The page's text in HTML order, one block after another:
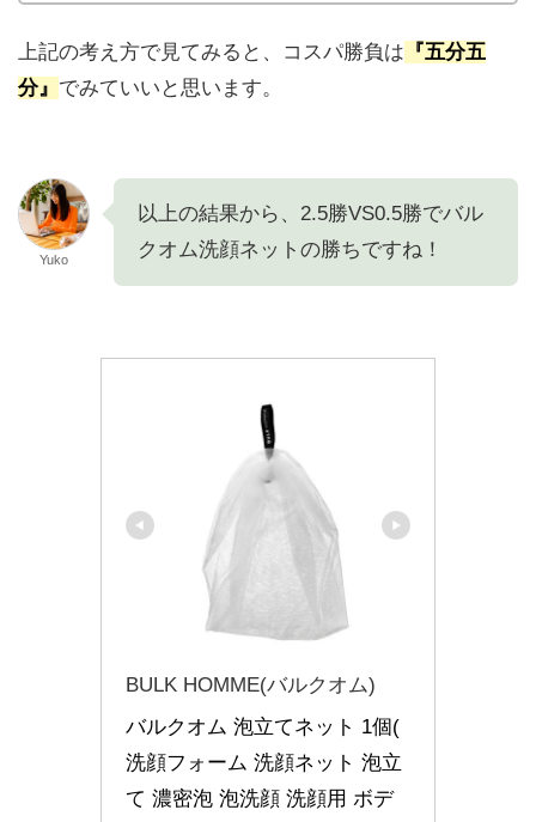
上記の考え方で見てみると、コスパ勝負は 『五分五
分』 でみていいと思います。
Yuko
以上の結果から、2.5勝VS0.5勝でバル
クオム洗顔ネットの勝ちですね！
BULK HOMME(バルクオム)
バルクオム 泡立てネット 1個(
洗顔フォーム 洗顔ネット 泡立
て 濃密泡 泡洗顔 洗顔用 ボデ